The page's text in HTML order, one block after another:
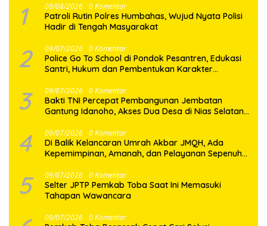
1 08/08/2026 0 Komentar
Patroli Rutin Polres Humbahas, Wujud Nyata Polisi
Hadir di Tengah Masyarakat
2 09/07/2026 0 Komentar
Police Go To School di Pondok Pesantren, Edukasi
Santri, Hukum dan Pembentukan Karakter
3 09/07/2026 0 Komentar
Bakti TNI Percepat Pembangunan Jembatan
Gantung Idanoho, Akses Dua Desa di Nias Selatan
4 09/07/2026 0 Komentar
Di Balik Kelancaran Umrah Akbar JMQH, Ada
Kepemimpinan, Amanah, dan Pelayanan Sepenuh
5 09/07/2026 0 Komentar
Selter JPTP Pemkab Toba Saat Ini Memasuki
Tahapan Wawancara
09/07/2026 0 Komentar